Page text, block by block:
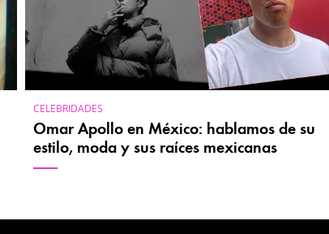
CELEBRIDADES
Omar Apollo en México: hablamos de su
estilo, moda y sus raíces mexicanas